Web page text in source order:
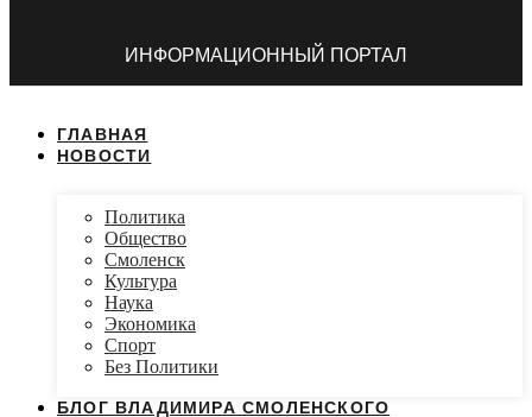
ИНФОРМАЦИОННЫЙ ПОРТАЛ
ГЛАВНАЯ
НОВОСТИ
Политика
Общество
Смоленск
Культура
Наука
Экономика
Спорт
Без Политики
БЛОГ ВЛАДИМИРА СМОЛЕНСКОГО